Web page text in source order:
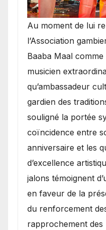
​Au moment de lui
l’Association
Baaba Maal comme
musicien
qu’ambassadeur
gardien des
souligné la portée
coïncidence entre
anniversaire et les
d’excellence
jalons témoignent
en faveur de la
du renforcement
rapprochement des